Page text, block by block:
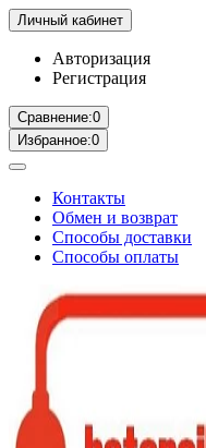
Личный кабинет
Авторизация
Регистрация
Сравнение:0
Избранное:0
Контакты
Обмен и возврат
Способы доставки
Способы оплаты